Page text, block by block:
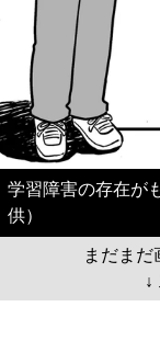
学習障害の存在が
供）
まだまだ
↓